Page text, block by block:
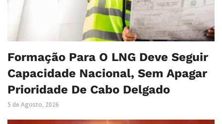
Formação Para O LNG Deve Seguir
Capacidade Nacional, Sem Apagar
Prioridade De Cabo Delgado
5 de Agosto, 2026